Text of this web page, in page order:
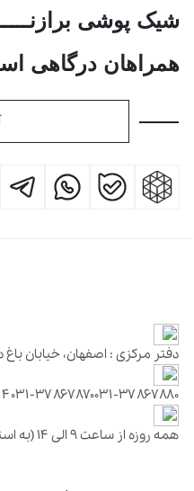
شیک پوشی
همراهان درگاهی
دفتر مرکزی : اصفهان، خیابان باغ
۰۳۱-۳۷۸۶۷۸۸۰۰۳۱-۳۷۸۶۷۸۷۰
همه روزه از ساعت ۹ الی ۱۴ (به استثنا روزهای تعطیل)